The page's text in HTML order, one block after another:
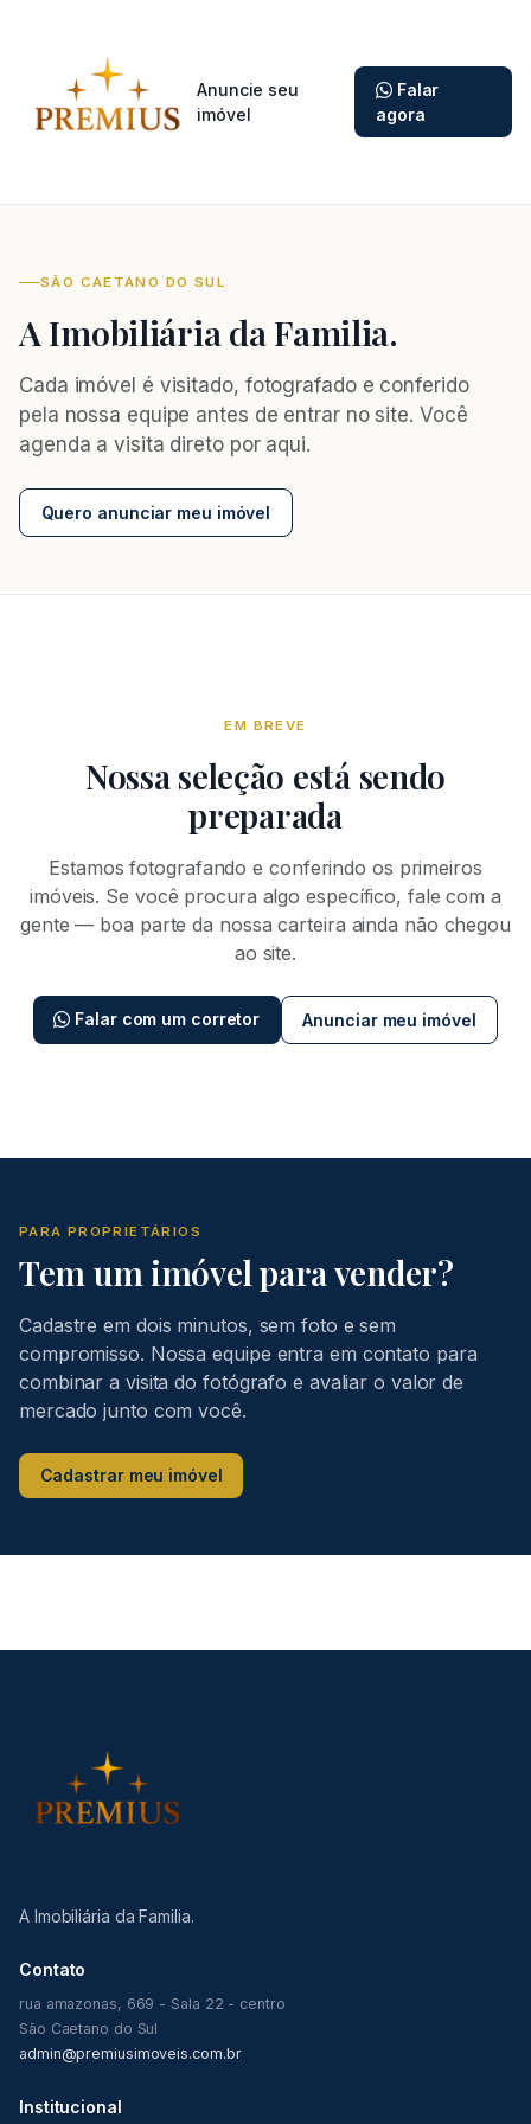
Anuncie seu
imóvel
Falar
agora
SÃO CAETANO DO SUL
A Imobiliária da Familia.
Cada imóvel é visitado, fotografado e conferido
pela nossa equipe antes de entrar no site. Você
agenda a visita direto por aqui.
Quero anunciar meu imóvel
EM BREVE
Nossa seleção está sendo
preparada
Estamos fotografando e conferindo os primeiros
imóveis. Se você procura algo específico, fale com a
gente — boa parte da nossa carteira ainda não chegou
ao site.
Falar com um corretor Anunciar meu imóvel
PARA PROPRIETÁRIOS
Tem um imóvel para vender?
Cadastre em dois minutos, sem foto e sem
compromisso. Nossa equipe entra em contato para
combinar a visita do fotógrafo e avaliar o valor de
mercado junto com você.
Cadastrar meu imóvel
A Imobiliária da Familia.
Contato
rua amazonas, 669 - Sala 22 - centro
São Caetano do Sul
admin@premiusimoveis.com.br
Institucional